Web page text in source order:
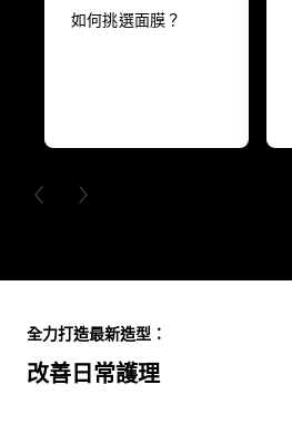
如何挑選面膜？
PREVIOUS CARD
NEXT CARD
改善日常護理
全力打造最新造型：